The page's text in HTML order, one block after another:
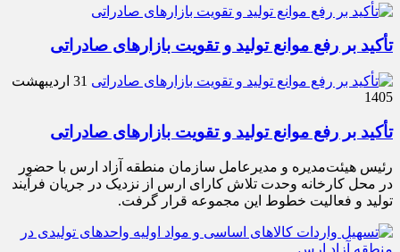
تأکید بر رفع موانع تولید و تقویت بازارهای صادراتی
31 اردیبهشت
1405
تأکید بر رفع موانع تولید و تقویت بازارهای صادراتی
رئیس هیئت‌مدیره و مدیرعامل سازمان منطقه آزاد ارس با حضور
در محل کارخانه وحدت تلاش کارای ارس از نزدیک در جریان فرآیند
تولید و فعالیت خطوط این مجموعه قرار گرفت.